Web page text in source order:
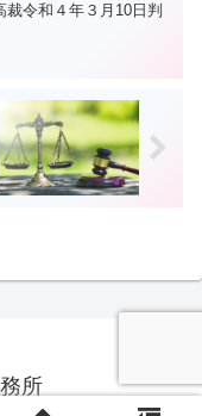
裁令和４年３月10日判
所